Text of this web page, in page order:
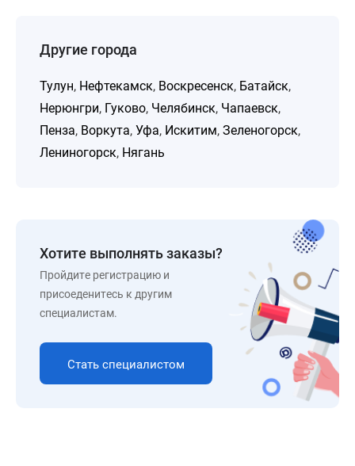
Другие города
Тулун, Нефтекамск, Воскресенск, Батайск,
Нерюнгри, Гуково, Челябинск, Чапаевск,
Пенза, Воркута, Уфа, Искитим, Зеленогорск,
Лениногорск, Нягань
Хотите выполнять заказы?
Пройдите регистрацию и
присоеденитесь к другим
специалистам.
Стать специалистом